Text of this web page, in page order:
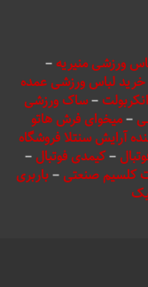
ورزشی منیریه–
خرید لباس ورزشی عمده
انکربولت–ساک ورزشی
–میخوای فرش هاتو
آرایش سنتلا فروشگاه
–کیمدی فوتبال –
کلسیم صنعتی –باربری